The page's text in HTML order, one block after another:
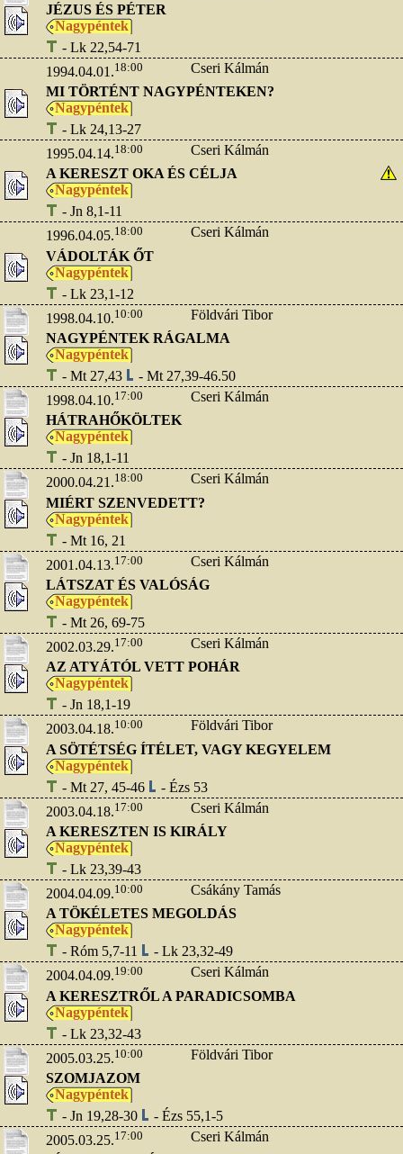
JÉZUS ÉS PÉTER
Nagypéntek
- Lk 22,54-71
1994.04.01.18:00
Cseri Kálmán
MI TÖRTÉNT NAGYPÉNTEKEN?
Nagypéntek
- Lk 24,13-27
1995.04.14.18:00
Cseri Kálmán
A KERESZT OKA ÉS CÉLJA
Nagypéntek
- Jn 8,1-11
1996.04.05.18:00
Cseri Kálmán
VÁDOLTÁK ŐT
Nagypéntek
- Lk 23,1-12
1998.04.10.10:00
Földvári Tibor
NAGYPÉNTEK RÁGALMA
Nagypéntek
- Mt 27,43
- Mt 27,39-46.50
1998.04.10.17:00
Cseri Kálmán
HÁTRAHŐKÖLTEK
Nagypéntek
- Jn 18,1-11
2000.04.21.18:00
Cseri Kálmán
MIÉRT SZENVEDETT?
Nagypéntek
- Mt 16, 21
2001.04.13.17:00
Cseri Kálmán
LÁTSZAT ÉS VALÓSÁG
Nagypéntek
- Mt 26, 69-75
2002.03.29.17:00
Cseri Kálmán
AZ ATYÁTÓL VETT POHÁR
Nagypéntek
- Jn 18,1-19
2003.04.18.10:00
Földvári Tibor
A SÖTÉTSÉG ÍTÉLET, VAGY KEGYELEM
Nagypéntek
- Mt 27, 45-46
- Ézs 53
2003.04.18.17:00
Cseri Kálmán
A KERESZTEN IS KIRÁLY
Nagypéntek
- Lk 23,39-43
2004.04.09.10:00
Csákány Tamás
A TÖKÉLETES MEGOLDÁS
Nagypéntek
- Róm 5,7-11
- Lk 23,32-49
2004.04.09.19:00
Cseri Kálmán
A KERESZTRŐL A PARADICSOMBA
Nagypéntek
- Lk 23,32-43
2005.03.25.10:00
Földvári Tibor
SZOMJAZOM
Nagypéntek
- Jn 19,28-30
- Ézs 55,1-5
2005.03.25.17:00
Cseri Kálmán